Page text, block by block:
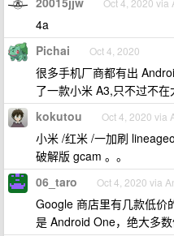
Oct 4, 2020 via
4a
Pichai Oct 4, 2020
很多手机厂商都有出
了一款小米 A3,只不过不在
kokutou Oct 4, 2020 via
小米 /红米 /一加刷
破解版 gcam 。。
06_taro Oct 4, 2020 via
Google 商店里有几款低价
是 Android One，绝大多